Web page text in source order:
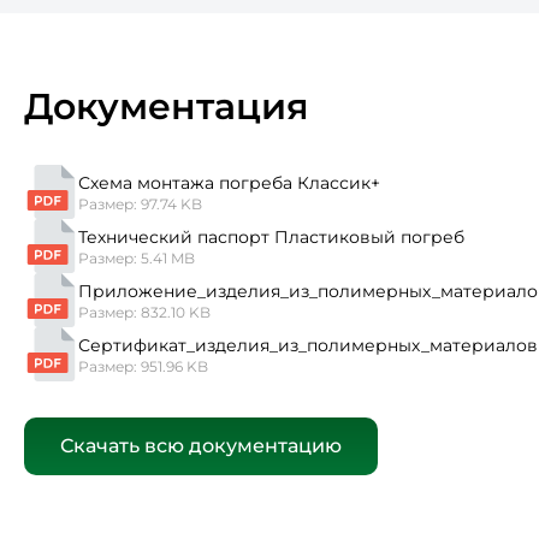
Документация
Схема монтажа погреба Классик+
Размер: 97.74 KB
Технический паспорт Пластиковый погреб
Размер: 5.41 MB
Размер: 832.10 KB
Сертификат_изделия_из_полимерных_материалов
Размер: 951.96 KB
Скачать всю документацию